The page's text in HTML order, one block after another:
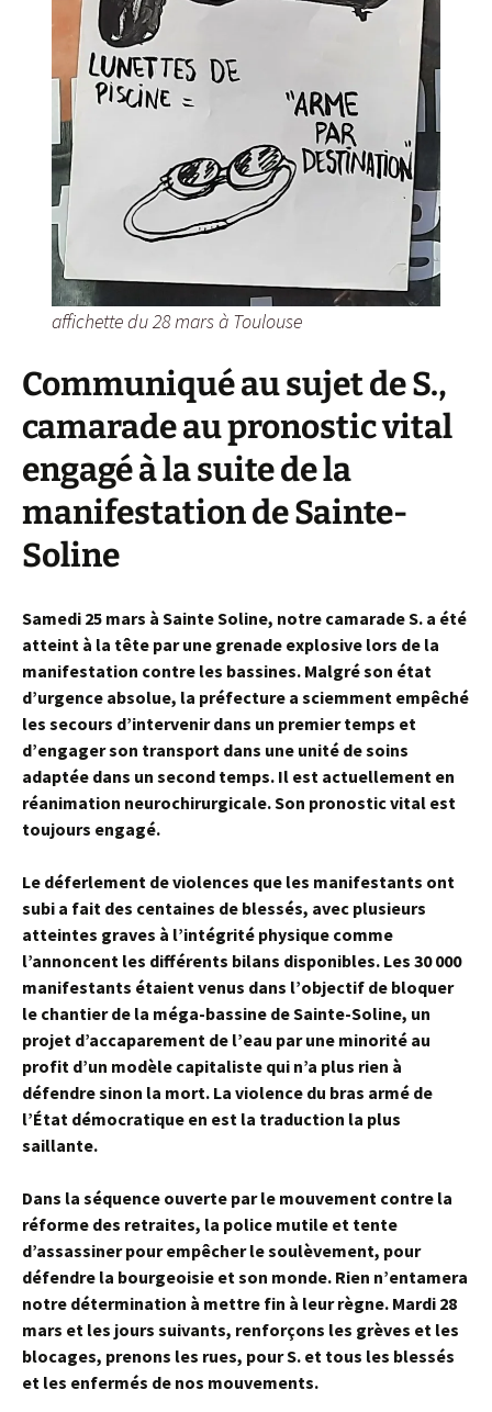
affichette du 28 mars à Toulouse
Communiqué au sujet de S.,
camarade au pronostic vital
engagé à la suite de la
manifestation de Sainte-
Soline
Samedi 25 mars à Sainte Soline, notre camarade S. a été
atteint à la tête par une grenade explosive lors de la
manifestation contre les bassines. Malgré son état
d’urgence absolue, la préfecture a sciemment empêché
les secours d’intervenir dans un premier temps et
d’engager son transport dans une unité de soins
adaptée dans un second temps. Il est actuellement en
réanimation neurochirurgicale. Son pronostic vital est
toujours engagé.
Le déferlement de violences que les manifestants ont
subi a fait des centaines de blessés, avec plusieurs
atteintes graves à l’intégrité physique comme
l’annoncent les différents bilans disponibles. Les 30 000
manifestants étaient venus dans l’objectif de bloquer
le chantier de la méga-bassine de Sainte-Soline, un
projet d’accaparement de l’eau par une minorité au
profit d’un modèle capitaliste qui n’a plus rien à
défendre sinon la mort. La violence du bras armé de
l’État démocratique en est la traduction la plus
saillante.
Dans la séquence ouverte par le mouvement contre la
réforme des retraites, la police mutile et tente
d’assassiner pour empêcher le soulèvement, pour
défendre la bourgeoisie et son monde. Rien n’entamera
notre détermination à mettre fin à leur règne. Mardi 28
mars et les jours suivants, renforçons les grèves et les
blocages, prenons les rues, pour S. et tous les blessés
et les enfermés de nos mouvements.